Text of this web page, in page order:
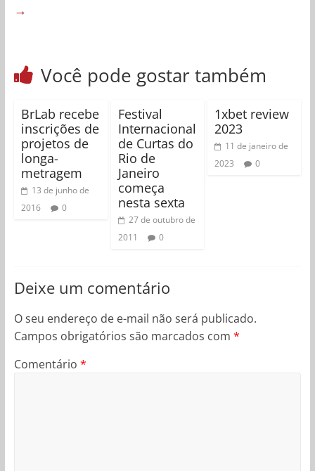
→
Você pode gostar também
BrLab recebe
inscrições de
projetos de
longa-
metragem
13 de junho de
2016
0
Festival
Internacional
de Curtas do
Rio de
Janeiro
começa
nesta sexta
27 de outubro de
2011
0
1xbet review
2023
11 de janeiro de
2023
0
Deixe um comentário
O seu endereço de e-mail não será publicado.
Campos obrigatórios são marcados com *
Comentário *